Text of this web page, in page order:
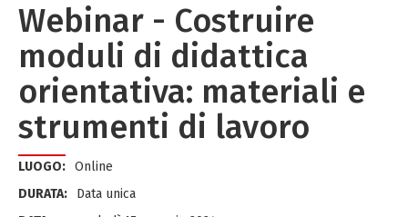
Webinar - Costruire
moduli di didattica
orientativa: materiali e
strumenti di lavoro
LUOGO: Online
DURATA:
Data unica